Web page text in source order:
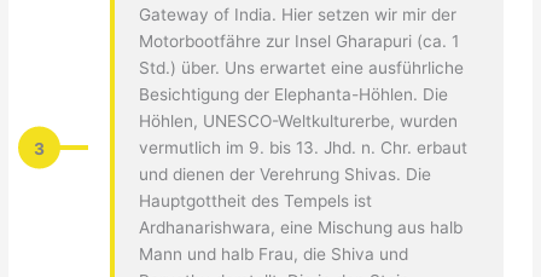
3
Gateway of India. Hier setzen wir mir der
Motorbootfähre zur Insel Gharapuri (ca. 1
Std.) über. Uns erwartet eine ausführliche
Besichtigung der Elephanta-Höhlen. Die
Höhlen, UNESCO-Weltkulturerbe, wurden
vermutlich im 9. bis 13. Jhd. n. Chr. erbaut
und dienen der Verehrung Shivas. Die
Hauptgottheit des Tempels ist
Ardhanarishwara, eine Mischung aus halb
Mann und halb Frau, die Shiva und